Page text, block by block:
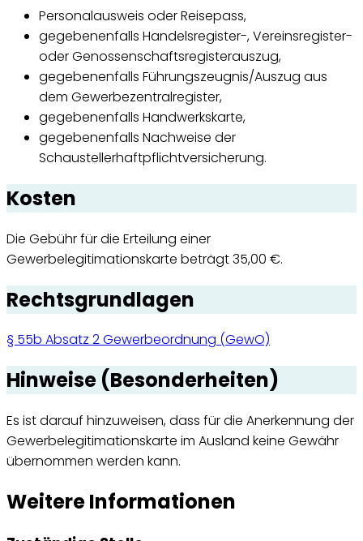
Personalausweis oder Reisepass,
gegebenenfalls Handelsregister-, Vereinsregister-
oder Genossenschaftsregisterauszug,
gegebenenfalls Führungszeugnis/Auszug aus
dem Gewerbezentralregister,
gegebenenfalls Handwerkskarte,
gegebenenfalls Nachweise der
Schaustellerhaftpflichtversicherung.
Kosten
Die Gebühr für die Erteilung einer
Gewerbelegitimationskarte beträgt 35,00 €.
Rechtsgrundlagen
§ 55b Absatz 2 Gewerbeordnung (GewO)
Hinweise (Besonderheiten)
Es ist darauf hinzuweisen, dass für die Anerkennung der
Gewerbelegitimationskarte im Ausland keine Gewähr
übernommen werden kann.
Weitere Informationen